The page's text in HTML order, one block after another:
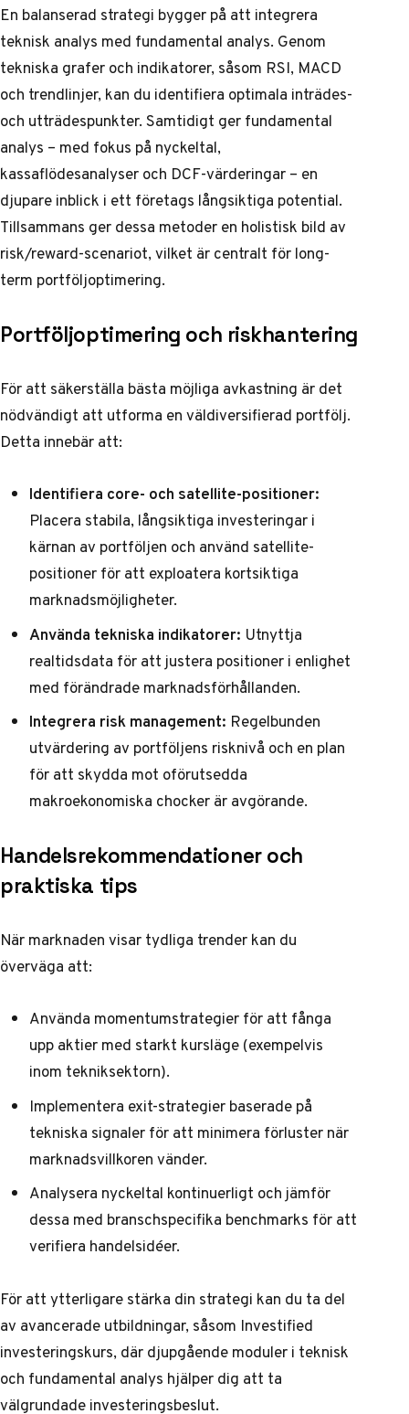
En balanserad strategi bygger på att integrera
teknisk analys med fundamental analys. Genom
tekniska grafer och indikatorer, såsom RSI, MACD
och trendlinjer, kan du identifiera optimala inträdes-
och utträdespunkter. Samtidigt ger fundamental
analys – med fokus på nyckeltal,
kassaflödesanalyser och DCF-värderingar – en
djupare inblick i ett företags långsiktiga potential.
Tillsammans ger dessa metoder en holistisk bild av
risk/reward-scenariot, vilket är centralt för long-
term portföljoptimering.
Portföljoptimering och riskhantering
För att säkerställa bästa möjliga avkastning är det
nödvändigt att utforma en väldiversifierad portfölj.
Detta innebär att:
Identifiera core- och satellite-positioner:
Placera stabila, långsiktiga investeringar i
kärnan av portföljen och använd satellite-
positioner för att exploatera kortsiktiga
marknadsmöjligheter.
Använda tekniska indikatorer: Utnyttja
realtidsdata för att justera positioner i enlighet
med förändrade marknadsförhållanden.
Integrera risk management: Regelbunden
utvärdering av portföljens risknivå och en plan
för att skydda mot oförutsedda
makroekonomiska chocker är avgörande.
Handelsrekommendationer och
praktiska tips
När marknaden visar tydliga trender kan du
överväga att:
Använda momentumstrategier för att fånga
upp aktier med starkt kursläge (exempelvis
inom tekniksektorn).
Implementera exit-strategier baserade på
tekniska signaler för att minimera förluster när
marknadsvillkoren vänder.
Analysera nyckeltal kontinuerligt och jämför
dessa med branschspecifika benchmarks för att
verifiera handelsidéer.
För att ytterligare stärka din strategi kan du ta del
av avancerade utbildningar, såsom Investified
investeringskurs, där djupgående moduler i teknisk
och fundamental analys hjälper dig att ta
välgrundade investeringsbeslut.